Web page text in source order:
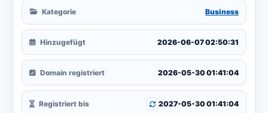
Kategorie Business
Hinzugefügt 2026-06-07 02:50:31
Domain registriert 2026-05-30 01:41:04
Registriert bis 2027-05-30 01:41:04